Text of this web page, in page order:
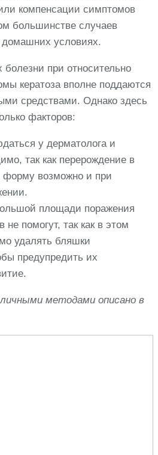
компенсации симптомов
большинстве случаев
домашних условиях.
при относительно
кератоза вполне поддаются
средствами. Однако здесь
факторов:
у дерматолога и
так как перерождение в
форму возможно и при
площади поражения
не помогут, так как в этом
удалять бляшки
предупредить их
методами описано в